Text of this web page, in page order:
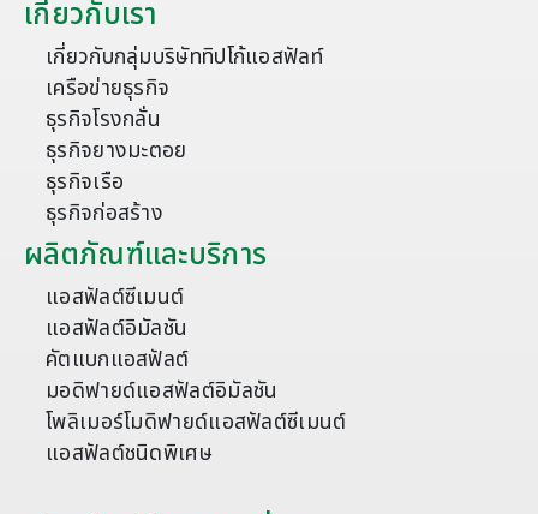
เกี่ยวกับเรา
เกี่ยวกับกลุ่มบริษัททิปโก้แอสฟัลท์
เครือข่ายธุรกิจ
ธุรกิจโรงกลั่น
ธุรกิจยางมะตอย
ธุรกิจเรือ
ธุรกิจก่อสร้าง
ผลิตภัณฑ์และบริการ
แอสฟัลต์ซีเมนต์
แอสฟัลต์อิมัลชัน
คัตแบกแอสฟัลต์
มอดิฟายด์แอสฟัลต์อิมัลชัน
โพลิเมอร์โมดิฟายด์แอสฟัลต์ซีเมนต์
แอสฟัลต์ชนิดพิเศษ